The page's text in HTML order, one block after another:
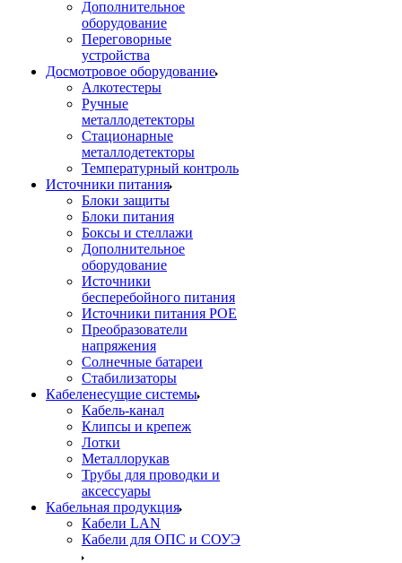
Дополнительное
оборудование
Переговорные
устройства
Досмотровое оборудование
Алкотестеры
Ручные
металлодетекторы
Стационарные
металлодетекторы
Температурный контроль
Источники питания
Блоки защиты
Блоки питания
Боксы и стеллажи
Дополнительное
оборудование
Источники
бесперебойного питания
Источники питания POE
Преобразователи
напряжения
Солнечные батареи
Стабилизаторы
Кабеленесущие системы
Кабель-канал
Клипсы и крепеж
Лотки
Металлорукав
Трубы для проводки и
аксессуары
Кабельная продукция
Кабели LAN
Кабели для ОПС и СОУЭ